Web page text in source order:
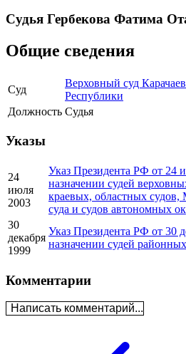
Судья Гербекова Фатима
Общие сведения
Суд
Верховный суд
Республики
Должность Судья
Указы
24
июля
2003
Указ Президента РФ от 24
назначении судей
краевых, областных судов,
суда и судов автономных
30
декабря
1999
Указ Президента РФ от 30
назначении судей
Комментарии
Написать комментарий...